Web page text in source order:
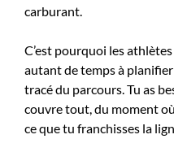
carburant.
C’est pourquoi les
autant de temps à
tracé du parcours. Tu as
couvre tout, du moment
ce que tu franchisses la